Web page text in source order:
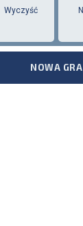
Wyczyść
NOWA GRA